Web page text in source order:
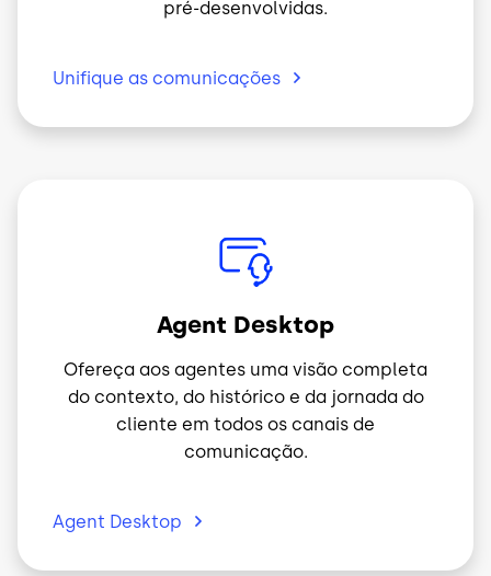
pré-desenvolvidas.
Unifique as comunicações
Agent Desktop
Ofereça aos agentes uma visão completa
do contexto, do histórico e da jornada do
cliente em todos os canais de
comunicação.
Agent Desktop